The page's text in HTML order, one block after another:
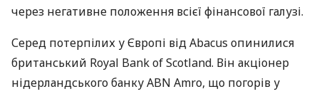
через негативне положення всієї фінансової галузі.
Серед потерпілих у Європі від Abacus опинилися
британський Royal Bank of Scotland. Він акціонер
нідерландського банку ABN Amrо, що погорів у